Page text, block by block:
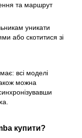
та маршрут
уникати
або скотитися зі
всі моделі
можна
купити?